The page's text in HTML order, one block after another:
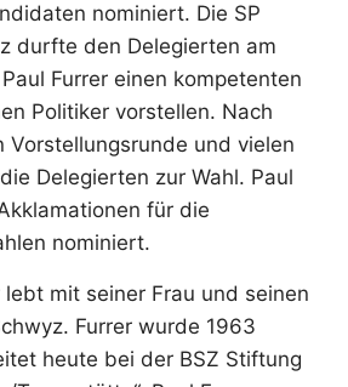
nominiert. Die SP
durfte den Delegierten am
Furrer einen kompetenten
Politiker vorstellen. Nach
Vorstellungsrunde und vielen
Delegierten zur Wahl. Paul
für die
nominiert.
lebt mit seiner Frau und seinen
Furrer wurde 1963
heute bei der BSZ Stiftung